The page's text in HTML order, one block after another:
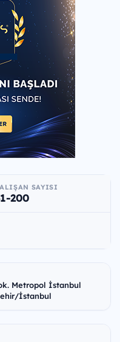
SAYISI
200
Metropol İstanbul
İstanbul